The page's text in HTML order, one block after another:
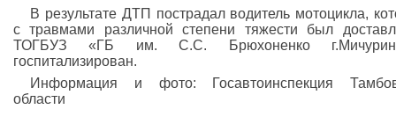
В результате ДТП пострадал водитель мотоцикла,
с травмами различной степени тяжести был
ТОГБУЗ «ГБ им. С.С. Брюхоненко
госпитализирован.
Информация и фото: Госавтоинспекция
области